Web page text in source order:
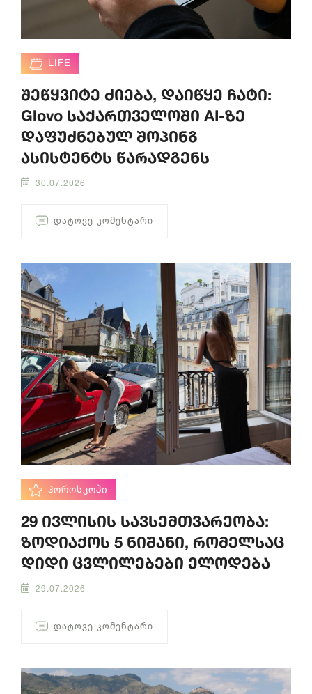
LIFE
შეწყვიტე ძიება, დაიწყე ჩატი:
Glovo საქართველოში AI-ზე
დაფუძნებულ შოპინგ
ასისტენტს წარადგენს
30.07.2026
ᲓᲐᲢᲝᲕᲔ ᲙᲝᲛᲔᲜᲢᲐᲠᲘ
ᲰᲝᲠᲝᲡᲙᲝᲞᲘ
29 ივლისის სავსემთვარეობა:
ზოდიაქოს 5 ნიშანი, რომელსაც
დიდი ცვლილებები ელოდება
29.07.2026
ᲓᲐᲢᲝᲕᲔ ᲙᲝᲛᲔᲜᲢᲐᲠᲘ